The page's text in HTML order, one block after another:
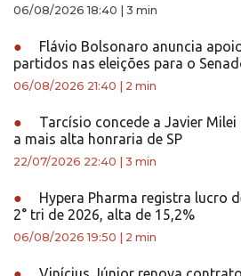
06/08/2026 18:40 3 min
●
Flávio Bolsonaro anuncia
partidos nas eleições para o
06/08/2026 21:40 2 min
●
Tarcísio concede a Javier
a mais alta honraria de SP
22/07/2026 22:40 3 min
●
Hypera Pharma registra lucro
2° tri de 2026, alta de 15,2%
06/08/2026 19:50 2 min